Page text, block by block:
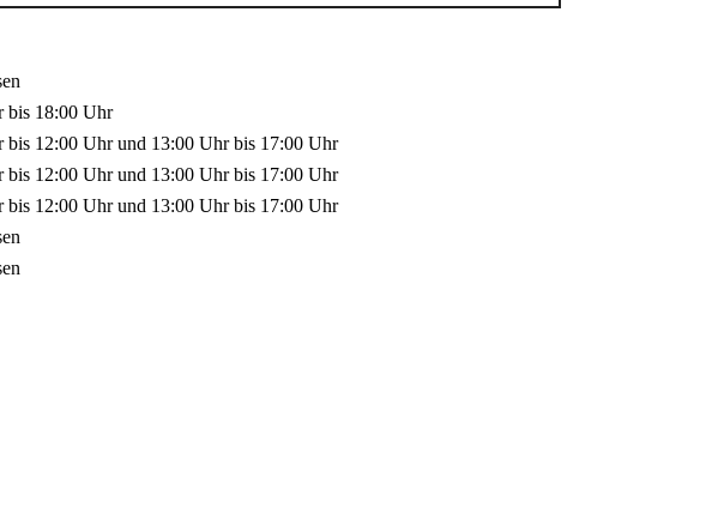
bis 18:00 Uhr
bis 12:00 Uhrund 13:00 Uhrbis 17:00 Uhr
bis 12:00 Uhrund 13:00 Uhrbis 17:00 Uhr
bis 12:00 Uhrund 13:00 Uhrbis 17:00 Uhr